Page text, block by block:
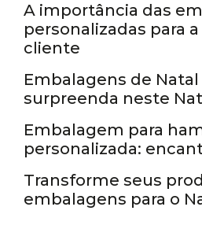
A importância das
personalizadas para
cliente
Embalagem de natal
Embalagens de Natal
surpreenda neste
Embalagens
Embalagem para
personalizada:
Caixas personalizadas
Transforme seus
embalagens para o
Embalagens